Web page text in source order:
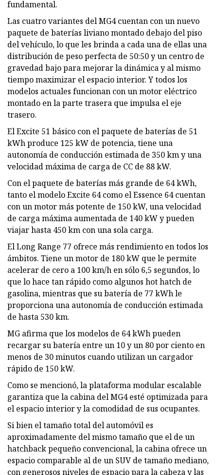
fundamental.
Las cuatro variantes del MG4 cuentan con un nuevo
paquete de baterías liviano montado debajo del piso
del vehículo, lo que les brinda a cada una de ellas una
distribución de peso perfecta de 50:50 y un centro de
gravedad bajo para mejorar la dinámica y al mismo
tiempo maximizar el espacio interior. Y todos los
modelos actuales funcionan con un motor eléctrico
montado en la parte trasera que impulsa el eje
trasero.
El Excite 51 básico con el paquete de baterías de 51
kWh produce 125 kW de potencia, tiene una
autonomía de conducción estimada de 350 km y una
velocidad máxima de carga de CC de 88 kW.
Con el paquete de baterías más grande de 64 kWh,
tanto el modelo Excite 64 como el Essence 64 cuentan
con un motor más potente de 150 kW, una velocidad
de carga máxima aumentada de 140 kW y pueden
viajar hasta 450 km con una sola carga.
El Long Range 77 ofrece más rendimiento en todos los
ámbitos. Tiene un motor de 180 kW que le permite
acelerar de cero a 100 km/h en sólo 6,5 segundos, lo
que lo hace tan rápido como algunos hot hatch de
gasolina, mientras que su batería de 77 kWh le
proporciona una autonomía de conducción estimada
de hasta 530 km.
MG afirma que los modelos de 64 kWh pueden
recargar su batería entre un 10 y un 80 por ciento en
menos de 30 minutos cuando utilizan un cargador
rápido de 150 kW.
Como se mencionó, la plataforma modular escalable
garantiza que la cabina del MG4 esté optimizada para
el espacio interior y la comodidad de sus ocupantes.
Si bien el tamaño total del automóvil es
aproximadamente del mismo tamaño que el de un
hatchback pequeño convencional, la cabina ofrece un
espacio comparable al de un SUV de tamaño mediano,
con generosos niveles de espacio para la cabeza y las